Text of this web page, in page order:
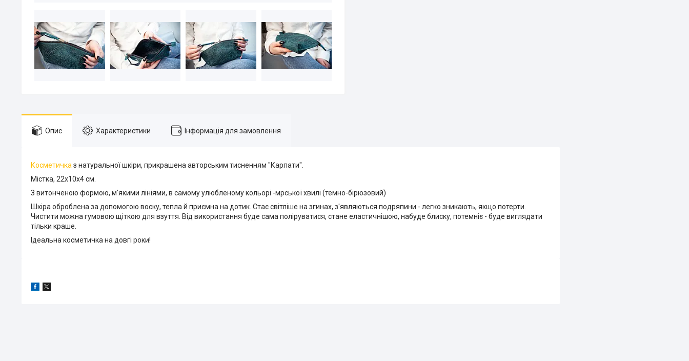
Опис Характеристики Інформація для замовлення
Косметичка з натуральної шкіри, прикрашена авторським тисненням "Карпати".
Містка, 22х10х4 см.
З витонченою формою, м'якими лініями, в самому улюбленому кольорі -мрської хвилі (темно-бірюзовий)
Шкіра оброблена за допомогою воску, тепла й приємна на дотик. Стає світліше на згинах, з'являються подряпини - легко зникають, якщо потерти.
Чистити можна гумовою щіткою для взуття. Від використання буде сама поліруватися, стане еластичнішою, набуде блиску, потемніє - буде виглядати
тільки краше.
Ідеальна косметичка на довгі роки!